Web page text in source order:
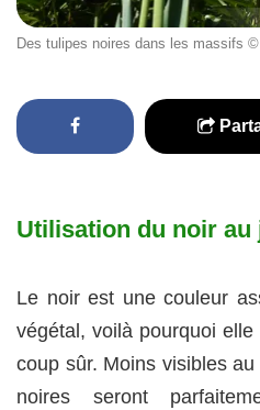
Des tulipes noires dans les massifs
Utilisation du noir au
Le noir est une couleur
végétal, voilà pourquoi
coup sûr. Moins visibles
noires seront